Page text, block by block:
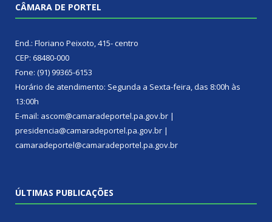
CÂMARA DE PORTEL
End.: Floriano Peixoto, 415- centro
CEP: 68480-000
Fone: (91) 99365-6153
Horário de atendimento: Segunda a Sexta-feira, das 8:00h às
13:00h
E-mail: ascom@camaradeportel.pa.gov.br |
presidencia@camaradeportel.pa.gov.br |
camaradeportel@camaradeportel.pa.gov.br
ÚLTIMAS PUBLICAÇÕES